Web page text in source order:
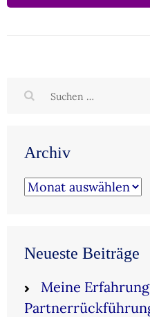
Suchen
Archiv
Archiv
Neueste Beiträge
Meine